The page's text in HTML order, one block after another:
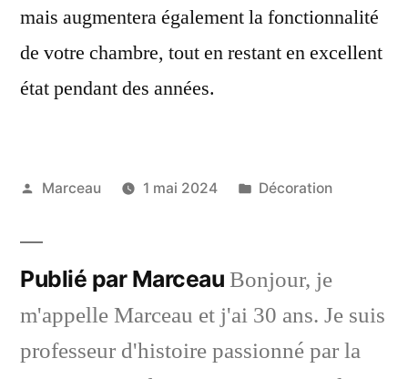
mais augmentera également la fonctionnalité
de votre chambre, tout en restant en excellent
état pendant des années.
Publié
Marceau 1 mai 2024
Publié
Décoration
Publié par Marceau Bonjour, je
m'appelle Marceau et j'ai 30 ans. Je suis
professeur d'histoire passionné par la